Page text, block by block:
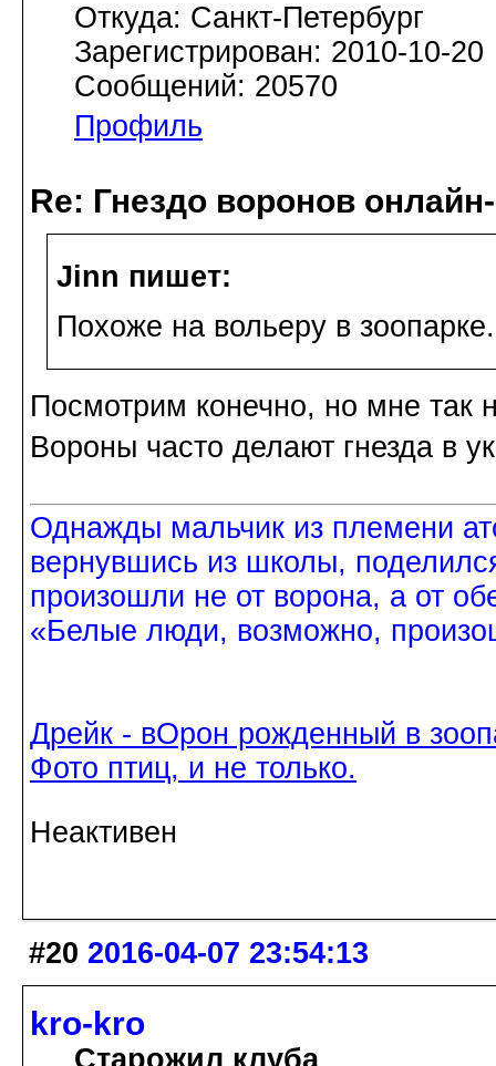
Откуда: Санкт-Петербург
Зарегистрирован: 2010-10-20
Сообщений: 20570
Профиль
Re: Гнездо воронов
Jinn пишет:
Похоже на вольеру в зоопарке.
Посмотрим конечно, но мне так
Вороны часто делают гнезда в
Однажды мальчик из племени
вернувшись из школы,
произошли не от ворона, а от
«Белые люди, возможно,
Дрейк - вОрон рожденный в
Фото птиц, и не только.
Неактивен
#20 2016-04-07 23:54:13
kro-kro